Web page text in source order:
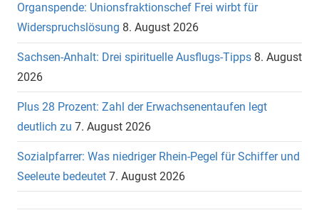
Organspende: Unionsfraktionschef Frei wirbt für
Widerspruchslösung 8. August 2026
Sachsen-Anhalt: Drei spirituelle Ausflugs-Tipps 8. August
2026
Plus 28 Prozent: Zahl der Erwachsenentaufen legt
deutlich zu 7. August 2026
Sozialpfarrer: Was niedriger Rhein-Pegel für Schiffer und
Seeleute bedeutet 7. August 2026